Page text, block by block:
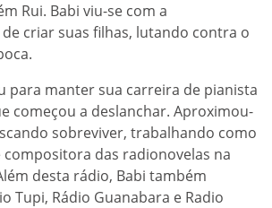
Rui. Babi viu-se com a
criar suas filhas, lutando contra o
para manter sua carreira de pianista
começou a deslanchar. Aproximou-
sobreviver, trabalhando como
das radionovelas na
desta rádio, Babi também
Tupi, Rádio Guanabara e Radio